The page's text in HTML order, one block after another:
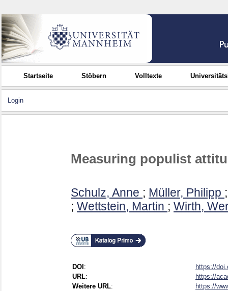
Startseite Stöbern Volltexte
Login
Measuring populist
Schulz, Anne ; Müller, Philipp
; Wettstein, Martin ; Wirth,
DOI :
https://
URL:
https://
Weitere URL:
https://